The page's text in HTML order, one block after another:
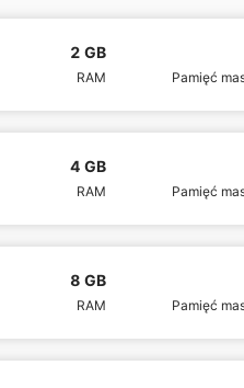
2 GB
RAM Pamięć
4 GB
RAM Pamięć
8 GB
RAM Pamięć